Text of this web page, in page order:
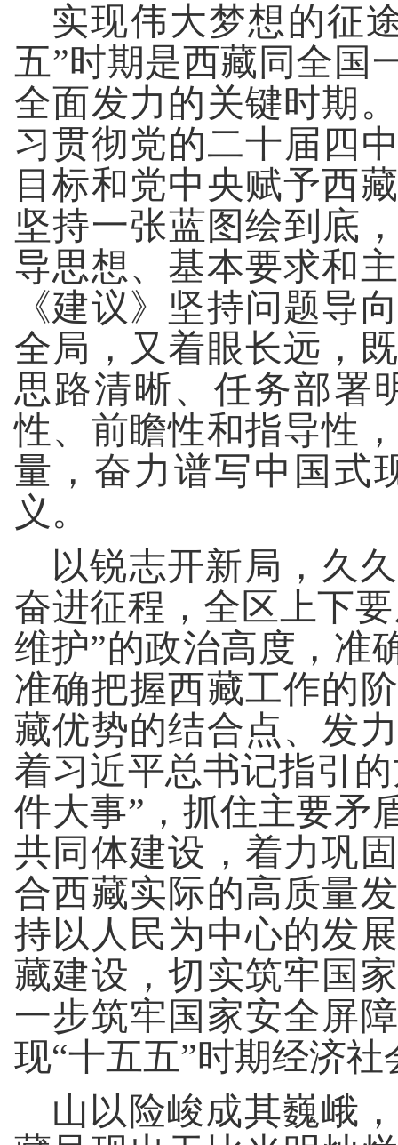
实现伟大梦想的征
五”时期是西藏同全国
全面发力的关键时期
习贯彻党的二十届四
目标和党中央赋予西
坚持一张蓝图绘到底
导思想、基本要求和
《建议》坚持问题导
全局，又着眼长远，
思路清晰、任务部署
性、前瞻性和指导性
量，奋力谱写中国式
义。
以锐志开新局，久
奋进征程，全区上下
维护”的政治高度，准
准确把握西藏工作的
藏优势的结合点、发
着习近平总书记指引
件大事”，抓住主要矛
共同体建设，着力巩
合西藏实际的高质量
持以人民为中心的发
藏建设，切实筑牢国
一步筑牢国家安全屏
现“十五五”时期经济
山以险峻成其巍峨